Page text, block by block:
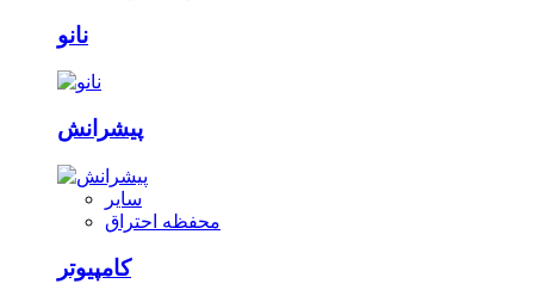
نانو
پیشرانش
سایر
محفظه احتراق
کامپیوتر